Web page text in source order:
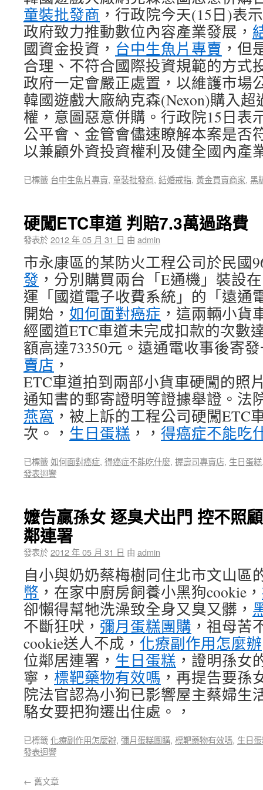
童裝批發商 ，行政院今天(15日)表
政府致力推動數位內容產業發展，
國資金投資， 台中生魚片專賣 ，但
合理、不符合國際投資規範的方式
政府一定會嚴正處置，以維護市場
韓國遊戲大廠納克森(Nexon)購入
權，意圖惡意併購。行政院15日表
公平會、金管會儘速瞭解本案是否
以兼顧外資投資權利及健全國內產
已標籤 台中生魚片專賣, 童裝批發商, 結婚戒指, 黃金買賣商家, 黑
硬闖ETC車道 判賠7.3萬過路費
發表於2012 年 05 月 31 日 由 admin
市永康區的某防火工程公司於民國
發 ，分別購買兩台「E通機」裝設
運「國道電子收費系統」的「遠通
開始， 如何面對癌症 ，這兩輛小貨
經國道ETC車道未完成扣款的次數
額高達73350元。遠通電收事後寄
賣店 ，
ETC車道拍到兩部小貨車硬闖的照
通知書的郵寄證明等證據舉證。法
燕窩 ，被上訴的工程公司硬闖ETC
次。， 生日蛋糕 ，， 得癌症不能吃
已標籤如何面對癌症, 得癌症不能吃什麼, 握壽司專賣店, 生日蛋糕
發表迴響
嬤告贏孫女 逐臭犬出門 控不照
鄰連署
發表於2012 年 05 月 31 日 由 admin
自小與奶奶蔡梅樹同住北市文山區
幣 ，在家中廚房飼養小黑狗cookie，
卻懶得幫牠洗澡致全身又臭又髒，
不斷狂吠， 彌月蛋糕團購 ，祖母苦
cookie送人不成， 化療副作用怎麼辦
位鄰居連署， 生日蛋糕 ，證明孫女
寧， 標靶藥物有效嗎 ，再提告要孫
院法官認為小狗已影響屋主蔡婦生
駱女要把狗遷出住處。，
已標籤化療副作用怎麼辦, 彌月蛋糕團購, 標靶藥物有效嗎, 生日
發表迴響
← 舊文章